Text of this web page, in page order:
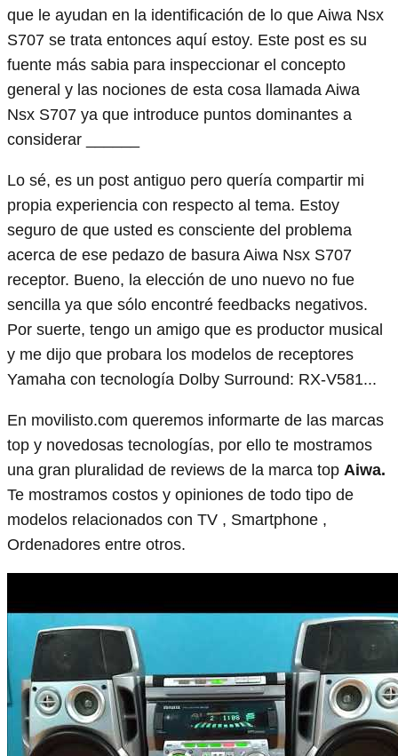
que le ayudan en la identificación de lo que Aiwa Nsx
S707 se trata entonces aquí estoy. Este post es su
fuente más sabia para inspeccionar el concepto
general y las nociones de esta cosa llamada Aiwa
Nsx S707 ya que introduce puntos dominantes a
considerar ______
Lo sé, es un post antiguo pero quería compartir mi
propia experiencia con respecto al tema. Estoy
seguro de que usted es consciente del problema
acerca de ese pedazo de basura Aiwa Nsx S707
receptor. Bueno, la elección de uno nuevo no fue
sencilla ya que sólo encontré feedbacks negativos.
Por suerte, tengo un amigo que es productor musical
y me dijo que probara los modelos de receptores
Yamaha con tecnología Dolby Surround: RX-V581...
En movilisto.com queremos informarte de las marcas
top y novedosas tecnologías, por ello te mostramos
una gran pluralidad de reviews de la marca top Aiwa.
Te mostramos costos y opiniones de todo tipo de
modelos relacionados con TV , Smartphone ,
Ordenadores entre otros.